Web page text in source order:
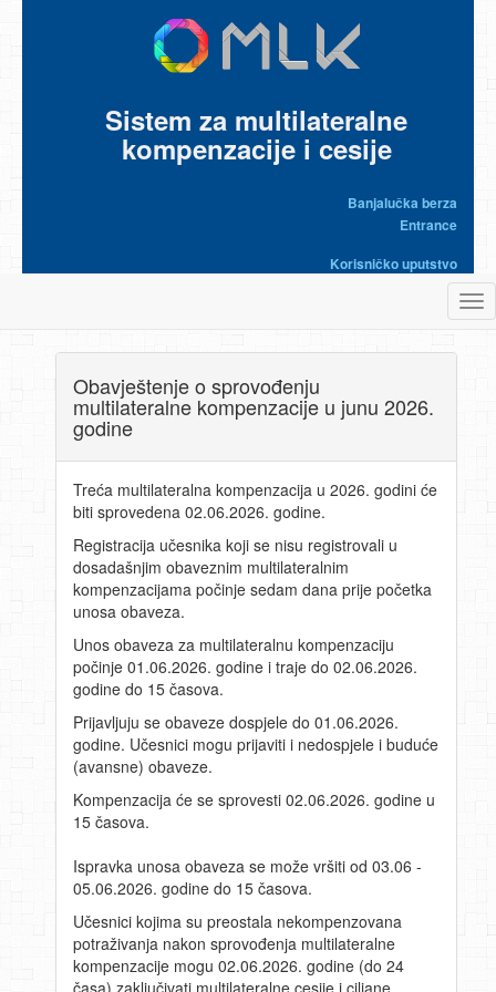
Sistem za multilateralne
kompenzacije i cesije
Banjalučka berza
Entrance
Korisničko uputstvo
Obavještenje o sprovođenju
multilateralne kompenzacije u junu 2026.
godine
Treća multilateralna kompenzacija u 2026. godini će
biti sprovedena 02.06.2026. godine.
Registracija učesnika koji se nisu registrovali u
dosadašnjim obaveznim multilateralnim
kompenzacijama počinje sedam dana prije početka
unosa obaveza.
Unos obaveza za multilateralnu kompenzaciju
počinje 01.06.2026. godine i traje do 02.06.2026.
godine do 15 časova.
Prijavljuju se obaveze dospjele do 01.06.2026.
godine. Učesnici mogu prijaviti i nedospjele i buduće
(avansne) obaveze.
Kompenzacija će se sprovesti 02.06.2026. godine u
15 časova.
Ispravka unosa obaveza se može vršiti od 03.06 -
05.06.2026. godine do 15 časova.
Učesnici kojima su preostala nekompenzovana
potraživanja nakon sprovođenja multilateralne
kompenzacije mogu 02.06.2026. godine (do 24
časa) zaključivati multilateralne cesije i ciljane